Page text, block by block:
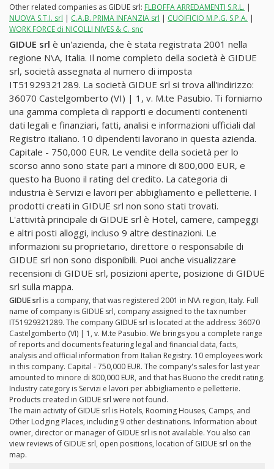
Other related companies as GIDUE srl: FLBOFFA ARREDAMENTI S.R.L. |
NUOVA S.T.I. srl | C.A.B. PRIMA INFANZIA srl | CUOIFICIO M.P.G. S.P.A. |
WORK FORCE di NICOLLI NIVES & C. snc
GIDUE srl è un'azienda, che è stata registrata 2001 nella
regione N\A, Italia. Il nome completo della società è GIDUE
srl, società assegnata al numero di imposta
IT51929321289. La società GIDUE srl si trova all'indirizzo:
36070 Castelgomberto (VI) | 1, v. M.te Pasubio. Ti forniamo
una gamma completa di rapporti e documenti contenenti
dati legali e finanziari, fatti, analisi e informazioni ufficiali dal
Registro italiano. 10 dipendenti lavorano in questa azienda.
Capitale - 750,000 EUR. Le vendite della società per lo
scorso anno sono state pari a minore di 800,000 EUR, e
questo ha Buono il rating del credito. La categoria di
industria è Servizi e lavori per abbigliamento e pelletterie. I
prodotti creati in GIDUE srl non sono stati trovati.
L'attività principale di GIDUE srl è Hotel, camere, campeggi
e altri posti alloggi, incluso 9 altre destinazioni. Le
informazioni su proprietario, direttore o responsabile di
GIDUE srl non sono disponibili. Puoi anche visualizzare
recensioni di GIDUE srl, posizioni aperte, posizione di GIDUE
srl sulla mappa.
GIDUE srl is a company, that was registered 2001 in N\A region, Italy. Full
name of company is GIDUE srl, company assigned to the tax number
IT51929321289. The company GIDUE srl is located at the address: 36070
Castelgomberto (VI) | 1, v. M.te Pasubio. We brings you a complete range
of reports and documents featuring legal and financial data, facts,
analysis and official information from Italian Registry. 10 employees work
in this company. Capital - 750,000 EUR. The company's sales for last year
amounted to minore di 800,000 EUR, and that has Buono the credit rating.
Industry category is Servizi e lavori per abbigliamento e pelletterie.
Products created in GIDUE srl were not found.
The main activity of GIDUE srl is Hotels, Rooming Houses, Camps, and
Other Lodging Places, including 9 other destinations. Information about
owner, director or manager of GIDUE srl is not available. You also can
view reviews of GIDUE srl, open positions, location of GIDUE srl on the
map.